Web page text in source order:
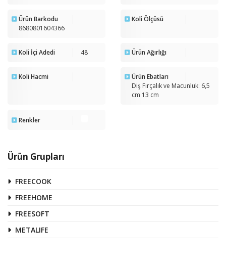
Ürün Grupları
FREECOOK
FREEHOME
FREESOFT
METALIFE
Ürün Barkodu
8680801604366
Koli Ölçüsü
Koli İçi Adedi 48 Ürün Ağırlığı
Koli Hacmi
Ürün Ebatları
Diş Fırçalık ve Macunluk: 6,5
cm 13 cm
Renkler